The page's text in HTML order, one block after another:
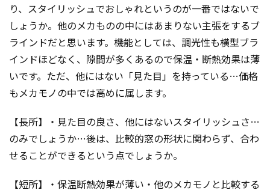
り、スタイリッシュでおしゃれというのが一番ではないで
しょうか。他のメカものの中にはあまりない主張をするブ
ラインドだと思います。機能としては、調光性も横型ブラ
インドほどなく、隙間が多くあるので保温・断熱効果は薄
いです。ただ、他にはない「見た目」を持っている…価格
もメカモノの中では高めに属します。
【長所】・見た目の良さ、他にはないスタイリッシュさ…
のみでしょうか…後は、比較的窓の形状に関わらず、合わ
せることができるという点でしょうか。
【短所】・保温断熱効果が薄い・他のメカモノと比較する